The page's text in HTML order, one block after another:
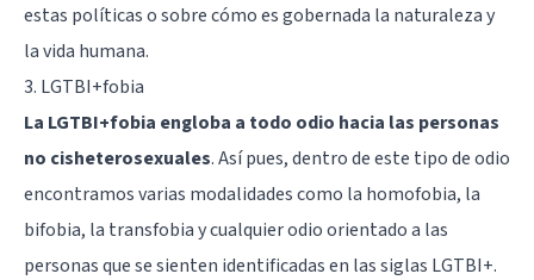
estas políticas o sobre cómo es gobernada la naturaleza y
la vida humana.
3. LGTBI+fobia
La LGTBI+fobia engloba a todo odio hacia las personas
no cisheterosexuales. Así pues, dentro de este tipo de odio
encontramos varias modalidades como la homofobia, la
bifobia, la transfobia y cualquier odio orientado a las
personas que se sienten identificadas en las siglas LGTBI+.